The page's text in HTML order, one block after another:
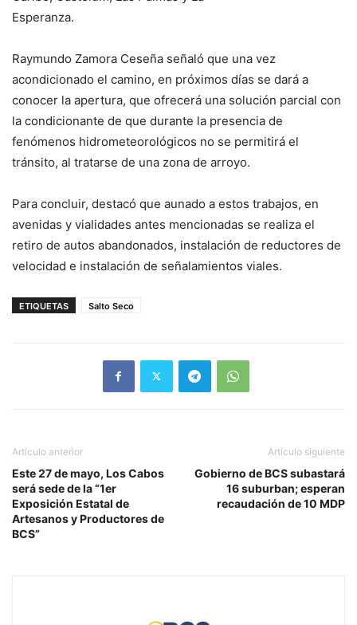
Esperanza.
Raymundo Zamora Ceseña señaló que una vez
acondicionado el camino, en próximos días se dará a
conocer la apertura, que ofrecerá una solución parcial con
la condicionante de que durante la presencia de
fenómenos hidrometeorológicos no se permitirá el
tránsito, al tratarse de una zona de arroyo.
Para concluir, destacó que aunado a estos trabajos, en
avenidas y vialidades antes mencionadas se realiza el
retiro de autos abandonados, instalación de reductores de
velocidad e instalación de señalamientos viales.
ETIQUETAS Salto Seco
Artículo anterior
Este 27 de mayo, Los Cabos
será sede de la “1er
Exposición Estatal de
Artesanos y Productores de
BCS”
Artículo siguiente
Gobierno de BCS subastará
16 suburban; esperan
recaudación de 10 MDP